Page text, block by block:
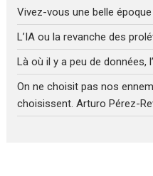
Vivez-vous une belle
L’IA ou la revanche des
Là où il y a peu de données,
On ne choisit pas nos
choisissent. Arturo Pérez-